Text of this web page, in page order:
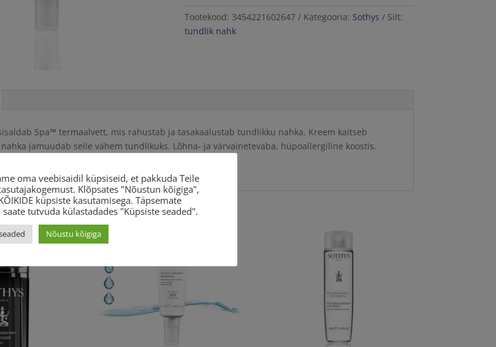
50ml
kogus
Tootekood: 3454221602647 Kategooria: Sothys
Silt:
tundlik nahk
Spa™ termaalvett, mis rahustab ja tasakaalustab tundlikku nahka. Kreem kaitseb
jamuudab selle vähem tundlikuks. Lõhna- ja värvainetevaba, hüpoallergiline koostis.
oma veebisaidil küpsiseid, et pakkuda Teile
Klõpsates "Nõustun kõigiga",
küpsiste kasutamisega. Täpsemate
saate tutvuda külastadades "Küpsiste seaded".
Nõustu kõigiga